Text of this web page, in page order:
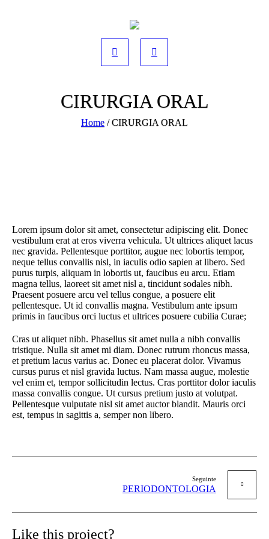
CIRURGIA ORAL
Home /CIRURGIA ORAL
Lorem ipsum dolor sit amet, consectetur adipiscing elit. Donec
vestibulum erat at eros viverra vehicula. Ut ultrices aliquet lacus
nec gravida. Pellentesque porttitor, augue nec lobortis tempor,
neque tellus convallis nisl, in iaculis odio sapien at libero. Sed
purus turpis, aliquam in lobortis ut, faucibus eu arcu. Etiam
magna tellus, laoreet sit amet nisl a, tincidunt sodales nibh.
Praesent posuere arcu vel tellus congue, a posuere elit
pellentesque. Ut id convallis magna. Vestibulum ante ipsum
primis in faucibus orci luctus et ultrices posuere cubilia Curae;
Cras ut aliquet nibh. Phasellus sit amet nulla a nibh convallis
tristique. Nulla sit amet mi diam. Donec rutrum rhoncus massa,
et pretium lacus varius ac. Donec eu placerat dolor. Vivamus
cursus purus et nisl gravida luctus. Nam massa augue, molestie
vel enim et, tempor sollicitudin lectus. Cras porttitor dolor iaculis
massa convallis congue. Ut cursus pretium justo at volutpat.
Pellentesque vulputate nisl sit amet auctor blandit. Mauris orci
est, tempus in sagittis a, semper non libero.
Seguinte
PERIODONTOLOGIA
Like this project?